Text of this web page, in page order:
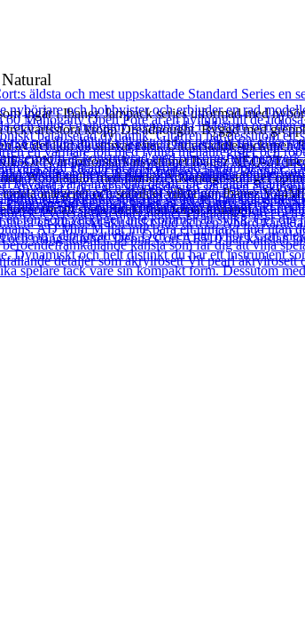
ingår i Ibanez Jampack series utformad med
kropp Dreadnought. Byggd med
av det ljud du strävar efter. Undersaddle-
OPN är förförstärkarsystemet Ibanez AEQ-2T
Wood-stalln med Ibanez Advantage-stift ger
integritet och stabilitet vilket gör Ibanez
för att spela direkt från förpackningen.